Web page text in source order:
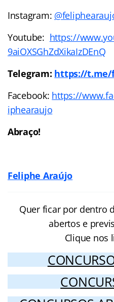
Instagram:
Youtube: https://
9aiOXSGhZdXikaIzDEnQ
Telegram: https://t.me/
Facebook: https://
iphearaujo
Abraço!
Feliphe Araújo
Quer ficar por dentro
abertos e
Clique nos